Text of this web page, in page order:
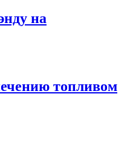
на
топливом